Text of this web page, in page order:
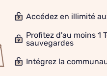
Accédez en illimité
Profitez d'au moins 1
sauvegardes
Intégrez la